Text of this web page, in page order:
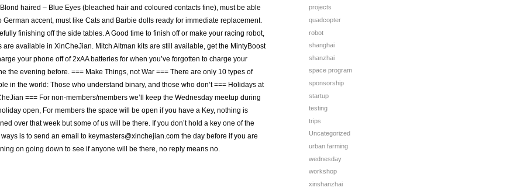
Blond haired – Blue Eyes (bleached hair and coloured contacts fine), must be able
German accent, must like Cats and Barbie dolls ready for immediate replacement.
finishing off the side tables. A Good time to finish off or make your racing robot,
are available in XinCheJian. Mitch Altman kits are still available, get the MintyBoost
your phone off of 2xAA batteries for when you’ve forgotten to charge your
the evening before. === Make Things, not War === There are only 10 types of
in the world: Those who understand binary, and those who don’t === Holidays at
=== For non-members/members we’ll keep the Wednesday meetup during
open, For members the space will be open if you have a Key, nothing is
over that week but some of us will be there. If you don’t hold a key one of the
ways is to send an email to keymasters@xinchejian.com the day before if you are
on going down to see if anyone will be there, no reply means no.
projects
quadcopter
robot
shanghai
shanzhai
space program
sponsorship
startup
testing
trips
Uncategorized
urban farming
wednesday
workshop
xinshanzhai